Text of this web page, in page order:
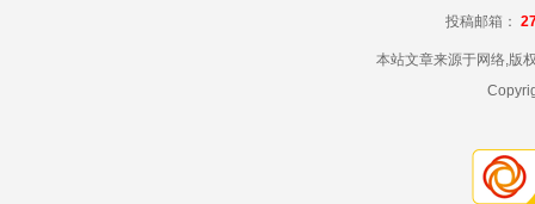
投稿邮箱：
本站文章来源于网络,版